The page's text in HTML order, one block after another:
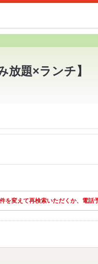
題×ランチ】
を変えて再検索いただくか、電話